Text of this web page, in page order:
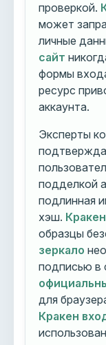
проверкой.
может
личные
сайт
формы
ресурс
аккаунта.
Эксперты
подделкой
подлинная
хэш.
образцы
зеркало
подписью в
для
Кракен